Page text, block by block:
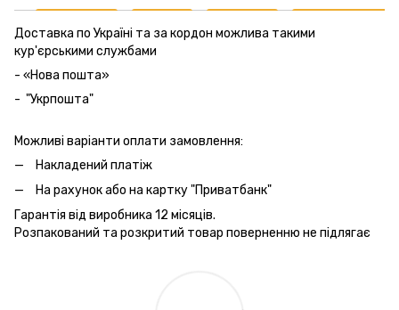
Доставка по Україні та за кордон можлива такими
кур'єрськими службами
- «Нова пошта»
- "Укрпошта"
Можливі варіанти оплати замовлення:
Накладений платіж
На рахунок або на картку "Приватбанк"
Гарантія від виробника 12 місяців.
Розпакований та розкритий товар поверненню не підлягає